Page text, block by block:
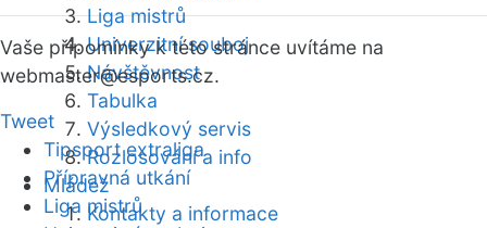
Liga mistrů
Univerzitní souboj
Návštěvnost
Tabulka
Výsledkový servis
Rozlosování a info
Mládež
Kontakty a informace
Vaše připomínky k této stránce uvítáme na
webmaster@esports.cz.
Tweet
Tipsport extraliga
Přípravná utkání
Liga mistrů